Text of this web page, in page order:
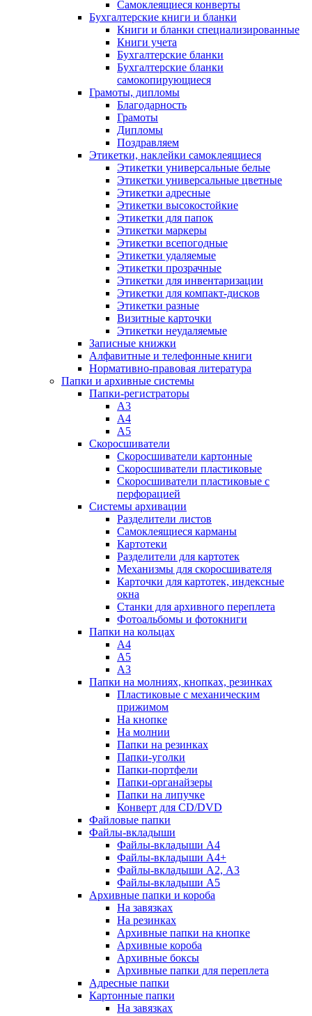
Самоклеящиеся конверты
Бухгалтерские книги и бланки
Книги и бланки специализированные
Книги учета
Бухгалтерские бланки
Бухгалтерские бланки
самокопирующиеся
Грамоты, дипломы
Благодарность
Грамоты
Дипломы
Поздравляем
Этикетки, наклейки самоклеящиеся
Этикетки универсальные белые
Этикетки универсальные цветные
Этикетки адресные
Этикетки высокостойкие
Этикетки для папок
Этикетки маркеры
Этикетки всепогодные
Этикетки удаляемые
Этикетки прозрачные
Этикетки для инвентаризации
Этикетки для компакт-дисков
Этикетки разные
Визитные карточки
Этикетки неудаляемые
Записные книжки
Алфавитные и телефонные книги
Нормативно-правовая литература
Папки и архивные системы
Папки-регистраторы
А3
А4
А5
Скоросшиватели
Скоросшиватели картонные
Скоросшиватели пластиковые
Скоросшиватели пластиковые с
перфорацией
Системы архивации
Разделители листов
Самоклеящиеся карманы
Картотеки
Разделители для картотек
Механизмы для скоросшивателя
Карточки для картотек, индексные
окна
Станки для архивного переплета
Фотоальбомы и фотокниги
Папки на кольцах
А4
А5
А3
Папки на молниях, кнопках, резинках
Пластиковые с механическим
прижимом
На кнопке
На молнии
Папки на резинках
Папки-уголки
Папки-портфели
Папки-органайзеры
Папки на липучке
Конверт для CD/DVD
Файловые папки
Файлы-вкладыши
Файлы-вкладыши А4
Файлы-вкладыши А4+
Файлы-вкладыши А2, А3
Файлы-вкладыши А5
Архивные папки и короба
На завязках
На резинках
Архивные папки на кнопке
Архивные короба
Архивные боксы
Архивные папки для переплета
Адресные папки
Картонные папки
На завязках